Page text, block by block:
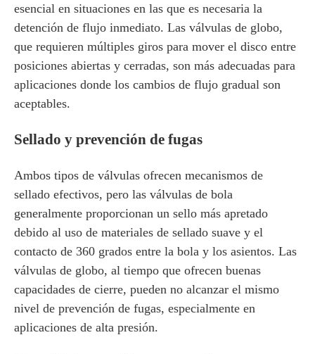
esencial en situaciones en las que es necesaria la
detención de flujo inmediato. Las válvulas de globo,
que requieren múltiples giros para mover el disco entre
posiciones abiertas y cerradas, son más adecuadas para
aplicaciones donde los cambios de flujo gradual son
aceptables.
Sellado y prevención de fugas
Ambos tipos de válvulas ofrecen mecanismos de
sellado efectivos, pero las válvulas de bola
generalmente proporcionan un sello más apretado
debido al uso de materiales de sellado suave y el
contacto de 360 ​​grados entre la bola y los asientos. Las
válvulas de globo, al tiempo que ofrecen buenas
capacidades de cierre, pueden no alcanzar el mismo
nivel de prevención de fugas, especialmente en
aplicaciones de alta presión.